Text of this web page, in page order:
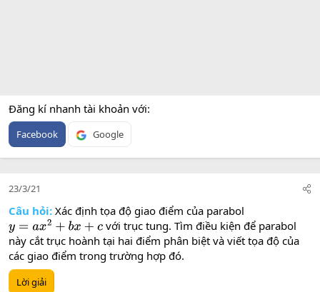
Đăng kí nhanh tài khoản với
Facebook Google
23/3/21
Câu hỏi: Xác định tọa độ giao điểm của parabol
y=ax 2+b x+c
với trục tung. Tìm điều kiện để parabol
này cắt trục hoành tại hai điểm phân biệt và viết tọa độ của
các giao điểm trong trường hợp đó.
Lời giải